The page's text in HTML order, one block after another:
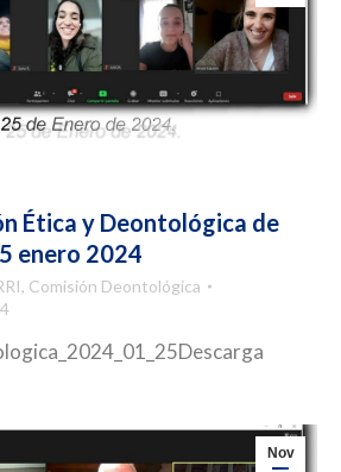
Ética y Deontológica de
enero 2024
, Comisión Deontológica
Nov